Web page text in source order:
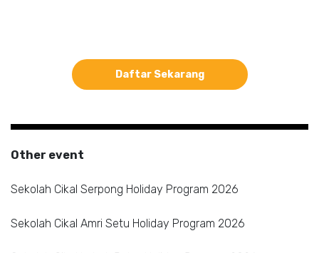
Daftar Sekarang
Other event
Sekolah Cikal Serpong Holiday Program 2026
Sekolah Cikal Amri Setu Holiday Program 2026